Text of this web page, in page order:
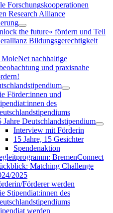
Forschungskooperationen
Research Alliance
the future« fördern und Teil
Bildungsgerechtigkeit
MoleNet nachhaltige
und praxisnahe
Förder:innen und
des
Jahre Deutschlandstipendium
Interview mit Förderin
15 Jahre, 15 Gesichter
Spendenaktion
BremenConnect
Matching Challenge
2025
Förderer werden
Stipendiat:innen des
werden